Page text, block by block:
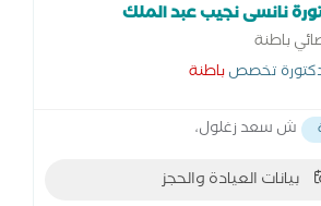
نانسى نجيب عبد الملك
باطنة
تخصصباطنة
ش سعد زغلول،
بيانات العيادة والحجز